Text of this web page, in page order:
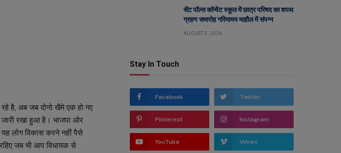
रहे है, अब जब दोनो खैमे एक हो गए
जारी रखा हुआ है। भाजपा ओर
यह लोग विकास करने नहीं पैसे
जब भी आप विधायक से
सेंट पॉल्स कॉन्वेंट स्कूल में छात्र परिषद का शपथ
ग्रहण समारोह गरिमामय माहौल में संपन्न
AUGUST 5, 2026
Stay In Touch
Facebook Twitter
Pinterest Instagram
YouTube Vimeo